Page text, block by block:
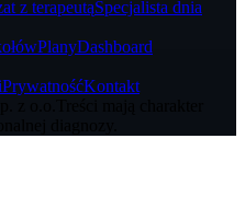
z terapeutąSpecjalista dnia
PlanyDashboard
PrywatnośćKontakt